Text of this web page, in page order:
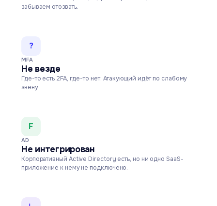
забываем отозвать.
?
MFA
Не везде
Где-то есть 2FA, где-то нет. Атакующий идёт по слабому
звену.
F
AD
Не интегрирован
Корпоративный Active Directory есть, но ни одно SaaS-
приложение к нему не подключено.